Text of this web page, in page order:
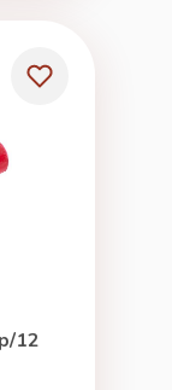
12